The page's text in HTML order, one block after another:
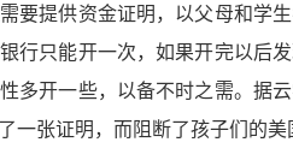
要提供资金证明，以父母和学
行只能开一次，如果开完以后
多开一些，以备不时之需。据
一张证明，而阻断了孩子们的美